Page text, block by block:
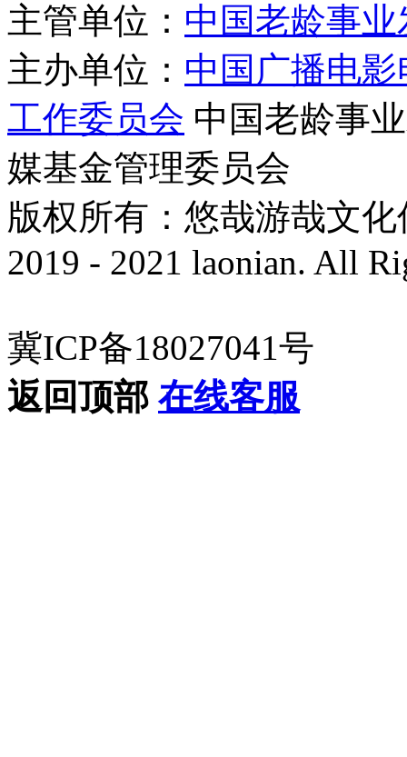
主管单位： 中国老龄事
主办单位： 中国广播电
工作委员会 中国老龄事
媒基金管理委员会
版权所有：悠哉游哉文
2019 - 2021 laonian. All
冀ICP备18027041号
返回顶部 在线客服